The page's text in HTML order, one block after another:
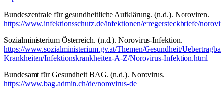
Bundeszentrale für gesundheitliche Aufklärung. (n.d.). Noroviren.
https://www.infektionsschutz.de/infektionen/erregersteckbriefe/
Sozialministerium Österreich. (n.d.). Norovirus-Infektion.
https://www.sozialministerium.gv.at/Themen/Gesundheit/
Krankheiten/Infektionskrankheiten-A-Z/Norovirus-Infektion.html
Bundesamt für Gesundheit BAG. (n.d.). Norovirus.
https://www.bag.admin.ch/de/norovirus-de